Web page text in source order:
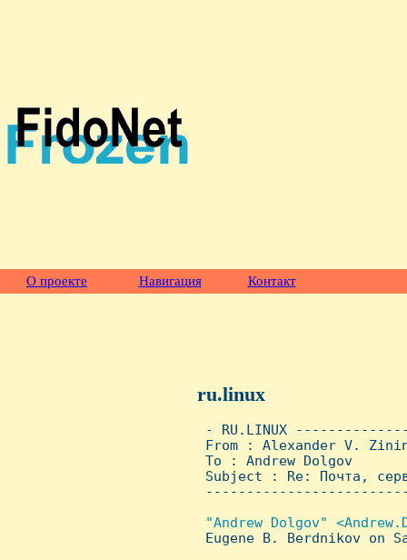
О проекте Навигация Контакт
ru.linux
- RU.LINUX
From : Alexander V.
To : Andrew Dolgov
Subject : Re: Почта,
"Andrew Dolgov"
Eugene B. Berdnikov on